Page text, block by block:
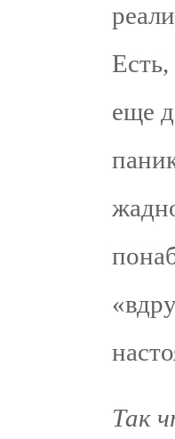
еще
Так